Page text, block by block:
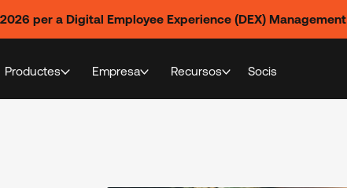
per a Digital Employee Experience (DEX)
Productes Empresa Recursos Socis